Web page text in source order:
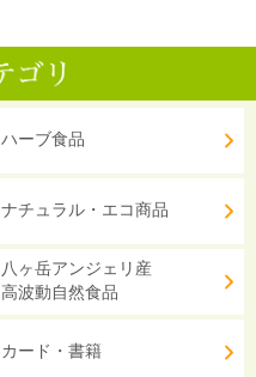
ハーブ食品
ナチュラル・エコ商品
八ヶ岳アンジェリ産
高波動自然食品
カード・書籍